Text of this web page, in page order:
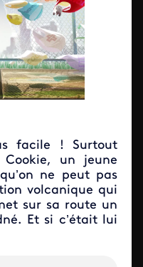
facile ! Surtout
un jeune
ne peut pas
volcanique qui
sur sa route un
Et si c’était lui